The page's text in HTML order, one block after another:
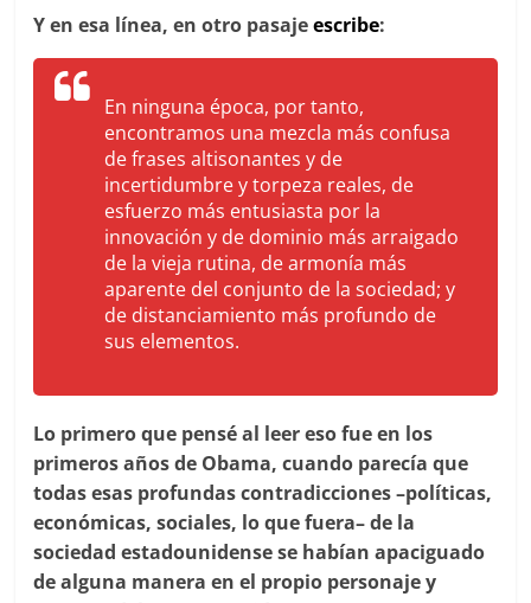
Y en esa línea, en otro pasajeescribe:
En ninguna época, por tanto,
encontramos una mezcla más confusa
de frases altisonantes y de
incertidumbre y torpeza reales, de
esfuerzo más entusiasta por la
innovación y de dominio más arraigado
de la vieja rutina, de armonía más
aparente del conjunto de la sociedad; y
de distanciamiento más profundo de
sus elementos.
Lo primero que pensé al leer eso fue en los
primeros años de Obama, cuando parecía que
todas esas profundas contradicciones –políticas,
económicas, sociales, lo que fuera– de la
sociedad estadounidense se habían apaciguado
de alguna manera en el propio personaje y